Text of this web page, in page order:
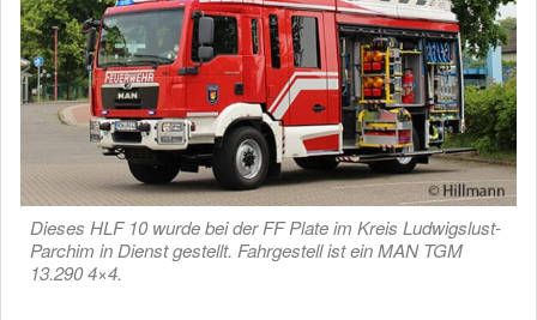
Dieses HLF 10 wurde bei der FF Plate im Kreis Ludwigslust-
Parchim in Dienst gestellt. Fahrgestell ist ein MAN TGM
13.290 4×4.